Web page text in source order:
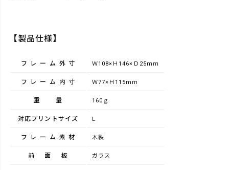
【製品仕様】
フレーム外寸 Ｗ108×Ｈ146×Ｄ25ｍｍ
フレーム内寸 Ｗ77×Ｈ115ｍｍ
重量 160ｇ
対応プリントサイズ L
フレーム素材 木製
前面板 ガラス